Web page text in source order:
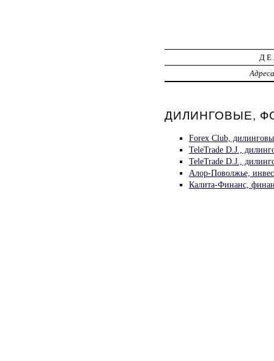
Адреса
ДИЛИНГОВЫЕ,
Forex Club,
TeleTrade D.J.,
TeleTrade D.J.,
Алор-Поволжье,
Калита-Финанс,